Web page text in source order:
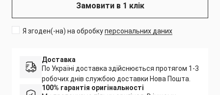
Замовити в 1 клік
Я згоден(-на) на обробкуперсональних даних
Доставка
По Україні доставка здійснюється протягом 1-3
робочих днів службою доставки Нова Пошта.
100% гарантія оригінальності